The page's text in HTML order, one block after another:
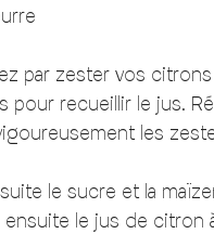
par zester vos citrons
pour recueillir le jus.
les
le sucre et la
le jus de citron